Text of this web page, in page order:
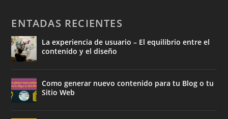
ENTADAS RECIENTES
La experiencia de usuario – El equilibrio entre el
contenido y el diseño
Como generar nuevo contenido para tu Blog o tu
Sitio Web